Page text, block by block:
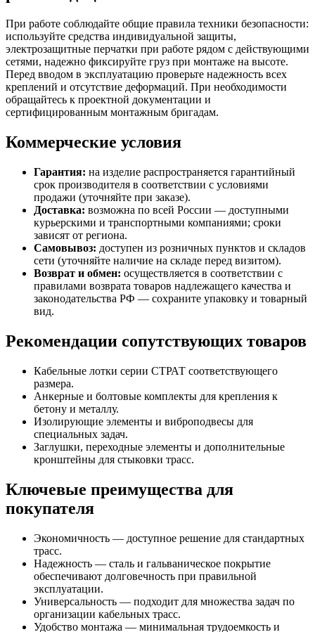
При работе соблюдайте общие правила техники безопасности:
используйте средства индивидуальной защиты,
электрозащитные перчатки при работе рядом с действующими
сетями, надежно фиксируйте груз при монтаже на высоте.
Перед вводом в эксплуатацию проверьте надежность всех
креплений и отсутствие деформаций. При необходимости
обращайтесь к проектной документации и
сертифицированным монтажным бригадам.
Коммерческие условия
Гарантия: на изделие распространяется гарантийный
срок производителя в соответствии с условиями
продажи (уточняйте при заказе).
Доставка: возможна по всей России — доступными
курьерскими и транспортными компаниями; сроки
зависят от региона.
Самовывоз: доступен из розничных пунктов и складов
сети (уточняйте наличие на складе перед визитом).
Возврат и обмен: осуществляется в соответствии с
правилами возврата товаров надлежащего качества и
законодательства РФ — сохраните упаковку и товарный
вид.
Рекомендации сопутствующих товаров
Кабельные лотки серии СТРАТ соответствующего
размера.
Анкерные и болтовые комплекты для крепления к
бетону и металлу.
Изолирующие элементы и виброподвесы для
специальных задач.
Заглушки, переходные элементы и дополнительные
кронштейны для стыковки трасс.
Ключевые преимущества для
покупателя
Экономичность — доступное решение для стандартных
трасс.
Надежность — сталь и гальваническое покрытие
обеспечивают долговечность при правильной
эксплуатации.
Универсальность — подходит для множества задач по
организации кабельных трасс.
Удобство монтажа — минимальная трудоемкость и